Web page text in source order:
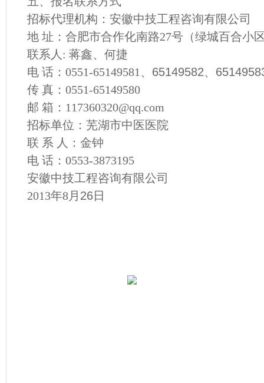
招标代理机构：安徽中技工程咨询有限公司
地 址：合肥市合作化南路27号（绿城百合小
联系人: 蒋鑫、何捷
电 话：0551-65149581 、65149582、
传 真：0551-65149580
邮 箱： 117360320@qq.com
招标单位：芜湖市中医医院
联 系 人：金钟
电 话：0553-3873195
安徽中技工程咨询有限公司
2013年8月26日